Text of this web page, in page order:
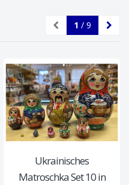
1 / 9
Ukrainisches
Matroschka Set 10 in